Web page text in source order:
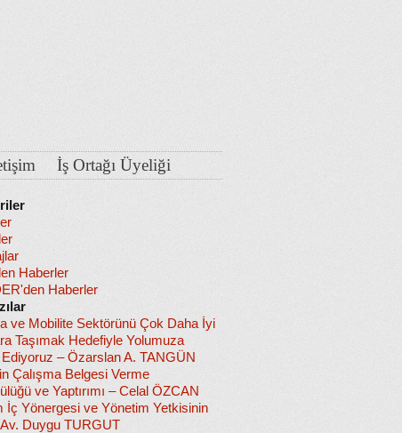
İş Ortağı Üyeliği
Haberler
Haberler
ve Mobilite Sektörünü Çok Daha İyi
Taşımak Hedefiyle Yolumuza
– Özarslan A. TANGÜN
Çalışma Belgesi Verme
ve Yaptırımı – Celal ÖZCAN
İç Yönergesi ve Yönetim Yetkisinin
Duygu TURGUT